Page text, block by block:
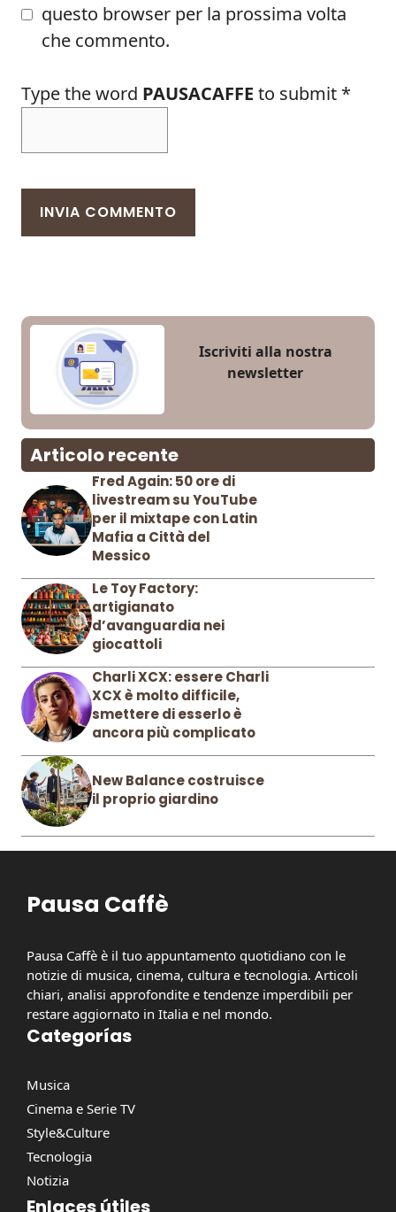
questo browser per la prossima volta
che commento.
Type the word PAUSACAFFE to submit *
Iscriviti alla nostra
newsletter
Articolo recente
Fred Again: 50 ore di
livestream su YouTube
per il mixtape con Latin
Mafia a Città del
Messico
Le Toy Factory:
artigianato
d’avanguardia nei
giocattoli
Charli XCX: essere Charli
XCX è molto difficile,
smettere di esserlo è
ancora più complicato
New Balance costruisce
il proprio giardino
Pausa Caffè
Pausa Caffè è il tuo appuntamento quotidiano con le
notizie di musica, cinema, cultura e tecnologia. Articoli
chiari, analisi approfondite e tendenze imperdibili per
restare aggiornato in Italia e nel mondo.
Categorías
Musica
Cinema e Serie TV
Style&Culture
Tecnologia
Notizia
Enlaces útiles